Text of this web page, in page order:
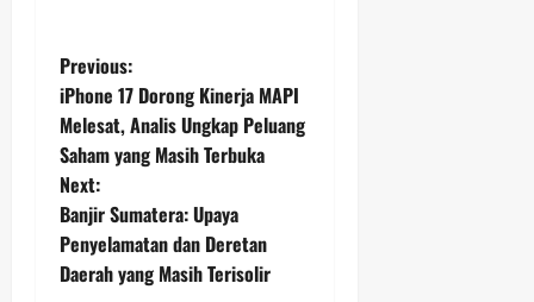
P
o
s
t
n
Previous:
iPhone 17 Dorong Kinerja MAPI
Melesat, Analis Ungkap Peluang
Saham yang Masih Terbuka
Next:
Banjir Sumatera: Upaya
Penyelamatan dan Deretan
Daerah yang Masih Terisolir